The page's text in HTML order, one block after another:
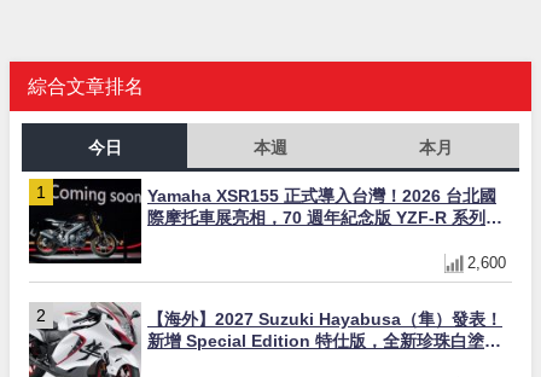
綜合文章排名
今日 本週 本月
Yamaha XSR155 正式導入台灣！2026 台北國
際摩托車展亮相，70 週年紀念版 YZF-R 系列限
2,600
【海外】2027 Suzuki Hayabusa（隼）發表！
新增 Special Edition 特仕版，全新珍珠白塗裝